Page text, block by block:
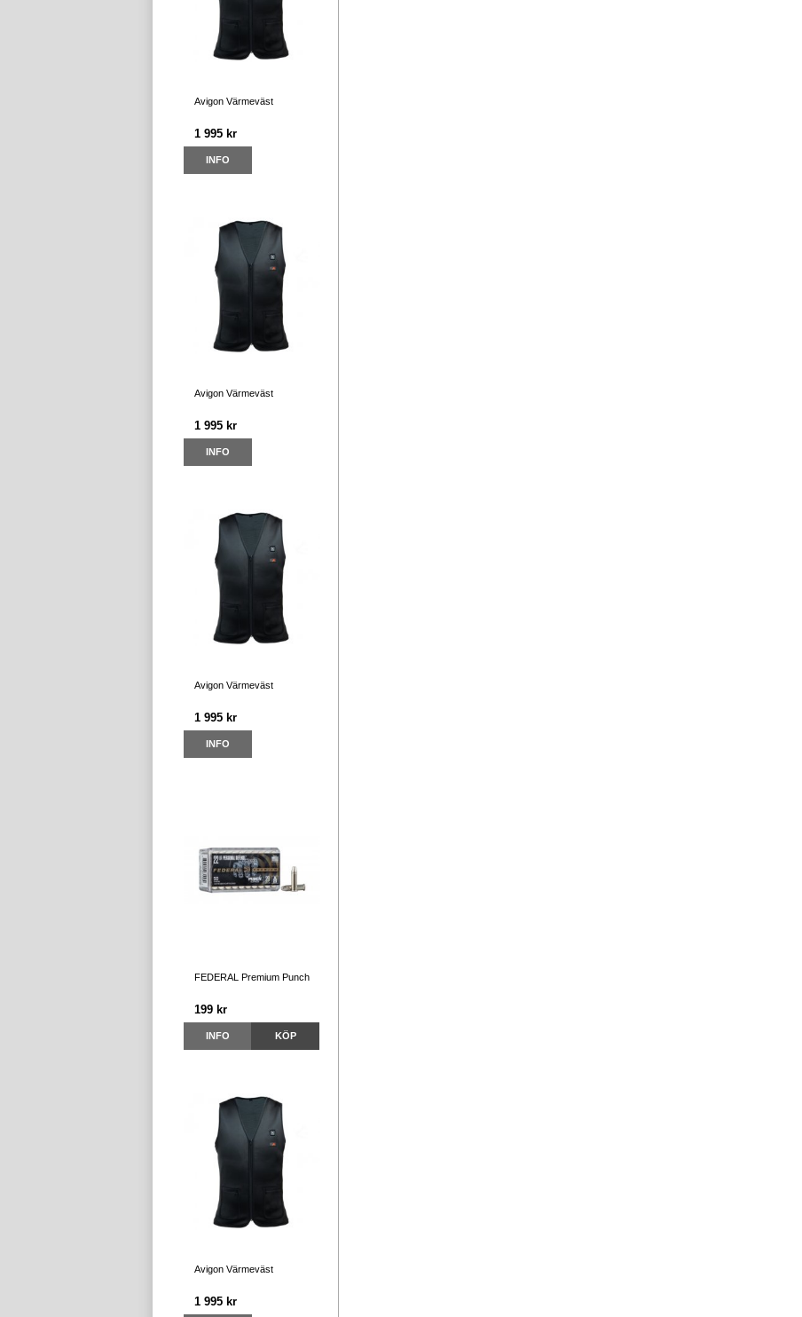
Avigon Värmeväst
1 995 kr
INFO
Avigon Värmeväst
1 995 kr
INFO
Avigon Värmeväst
1 995 kr
INFO
FEDERAL Premium Punch
199 kr
INFO KÖP
Avigon Värmeväst
1 995 kr